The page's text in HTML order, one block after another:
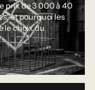
prix de 3 000 à 40
et pourquoi les
le choix du